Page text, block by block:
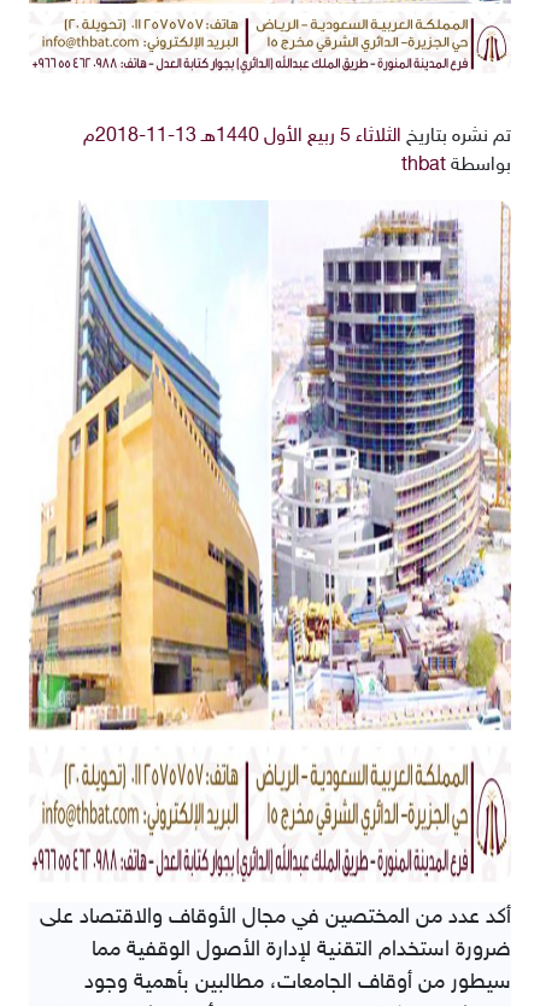
تم نشره بتاريخ الثلاثاء 5 ربيع الأول 1440هـ 13-11-2018م
بواسطة thbat
أكد عدد من المختصين في مجال الأوقاف والاقتصاد على
ضرورة استخدام التقنية لإدارة الأصول الوقفية مما
سيطور من أوقاف الجامعات، مطالبين بأهمية وجود